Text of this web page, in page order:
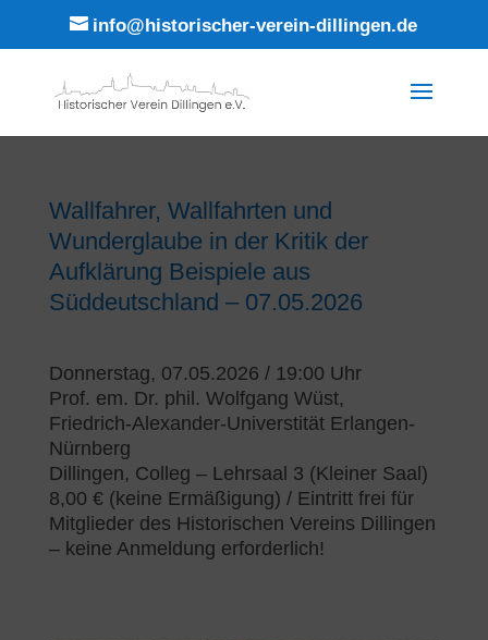
info@historischer-verein-dillingen.de
Wallfahrer, Wallfahrten und
Wunderglaube in der Kritik der
Aufklärung Beispiele aus
Süddeutschland – 07.05.2026
Donnerstag, 07.05.2026 / 19:00 Uhr
Prof. em. Dr. phil. Wolfgang Wüst,
Friedrich-Alexander-Universtität Erlangen-
Nürnberg
Dillingen, Colleg – Lehrsaal 3 (Kleiner Saal)
8,00 € (keine Ermäßigung) / Eintritt frei für
Mitglieder des Historischen Vereins Dillingen
– keine Anmeldung erforderlich!